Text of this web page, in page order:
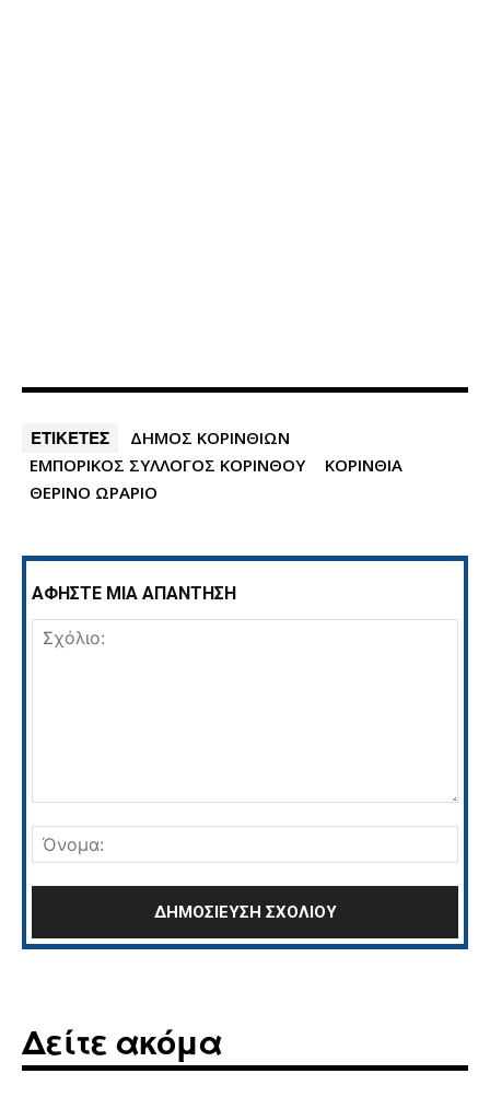
ΕΤΙΚΕΤΕΣ
ΔΗΜΟΣ ΚΟΡΙΝΘΙΩΝ
ΕΜΠΟΡΙΚΟΣ ΣΥΛΛΟΓΟΣ ΚΟΡΙΝΘΟΥ
ΚΟΡΙΝΘΙΑ
ΘΕΡΙΝΟ ΩΡΑΡΙΟ
ΑΦΗΣΤΕ ΜΙΑ ΑΠΑΝΤΗΣΗ
Δείτε ακόμα